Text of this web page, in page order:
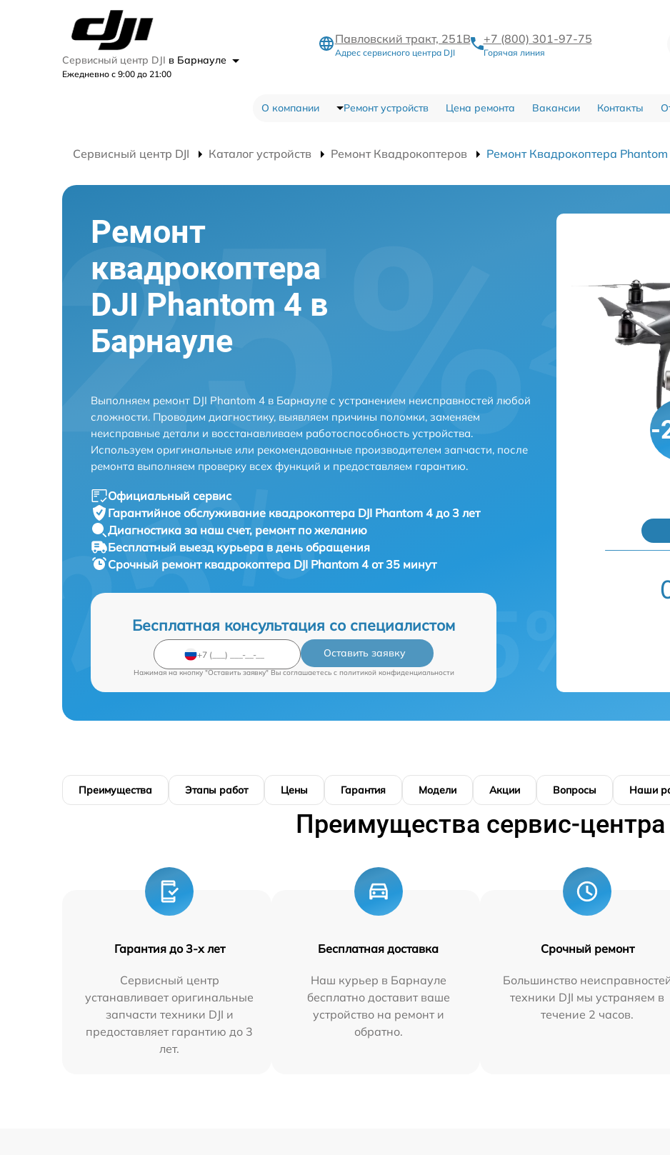
Сервисный центр DJI в Барнауле
Ежедневно с 9:00 до 21:00
Павловский тракт, 251В
Адрес сервисного центра DJI
+7 (800) 301-97-75
Горячая линия
О компании Ремонт устройств Цена ремонта Вакансии Контакты
Сервисный центр DJI Каталог устройств Ремонт Квадрокоптеров Ремонт Квадрокоптера
Ремонт
квадрокоптера
DJI Phantom 4 в
Барнауле
Выполняем ремонт DJI Phantom 4 в Барнауле с устранением неисправностей любой
сложности. Проводим диагностику, выявляем причины поломки, заменяем
неисправные детали и восстанавливаем работоспособность устройства.
Используем оригинальные или рекомендованные производителем запчасти, после
ремонта выполняем проверку всех функций и предоставляем гарантию.
Официальный сервис
Гарантийное обслуживание квадрокоптера DJI Phantom 4 до 3 лет
Диагностика за наш счет, ремонт по желанию
Бесплатный выезд курьера в день обращения
Срочный ремонт квадрокоптера DJI Phantom 4 от 35 минут
Бесплатная консультация со специалистом
Оставить заявку
Нажимая на кнопку "Оставить заявку" Вы соглашаетесь c политикой конфиденциальности
-
Преимущества Этапы работ Цены Гарантия Модели Акции Вопросы Наши
Преимущества сервис-центра
Гарантия до 3-х лет
Сервисный центр
устанавливает оригинальные
запчасти техники DJI и
предоставляет гарантию до 3
лет.
Бесплатная доставка
Наш курьер в Барнауле
бесплатно доставит ваше
устройство на ремонт и
обратно.
Срочный ремонт
Большинство
техники DJI мы устраняем в
течение 2 часов.